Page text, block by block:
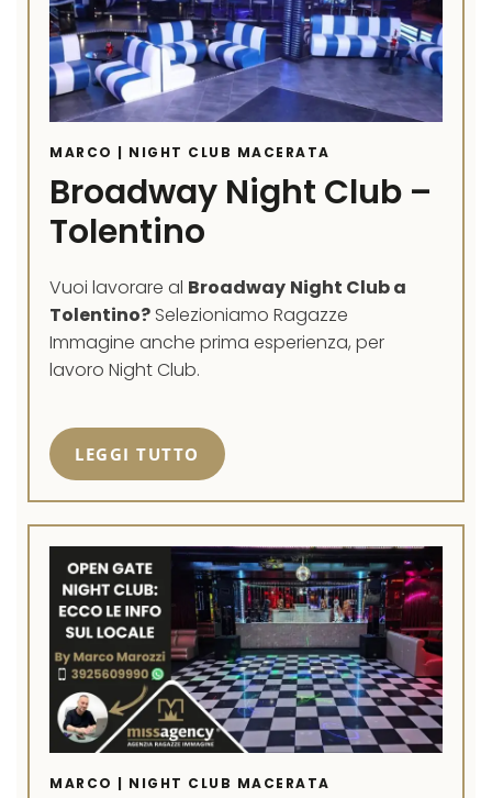
MARCO | NIGHT CLUB MACERATA
Broadway Night Club –
Tolentino
Vuoi lavorare al Broadway Night Club a
Tolentino? Selezioniamo Ragazze
Immagine anche prima esperienza, per
lavoro Night Club.
LEGGI TUTTO
MARCO | NIGHT CLUB MACERATA